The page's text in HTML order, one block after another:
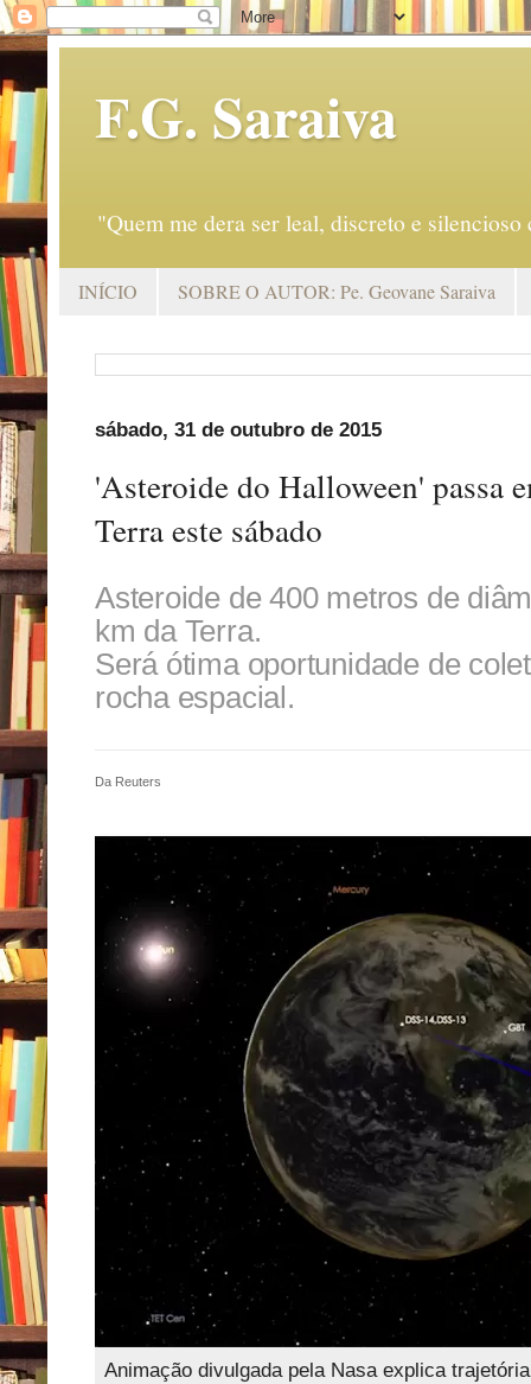
F.G. Saraiva
"Quem me dera ser leal, discreto e
INÍCIO SOBRE O AUTOR: Pe. Geovane Saraiva
sábado, 31 de outubro de 2015
'Asteroide do Halloween' passa
Terra este sábado
Asteroide de 400 metros de
km da Terra.
Será ótima oportunidade de
rocha espacial.
Da Reuters
Animação divulgada pela Nasa explica